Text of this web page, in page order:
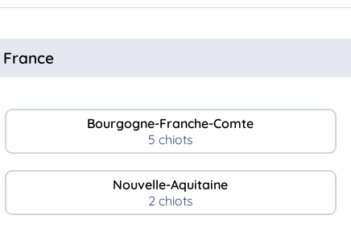
Bourgogne-Franche-Comte
5 chiots
Nouvelle-Aquitaine
2 chiots